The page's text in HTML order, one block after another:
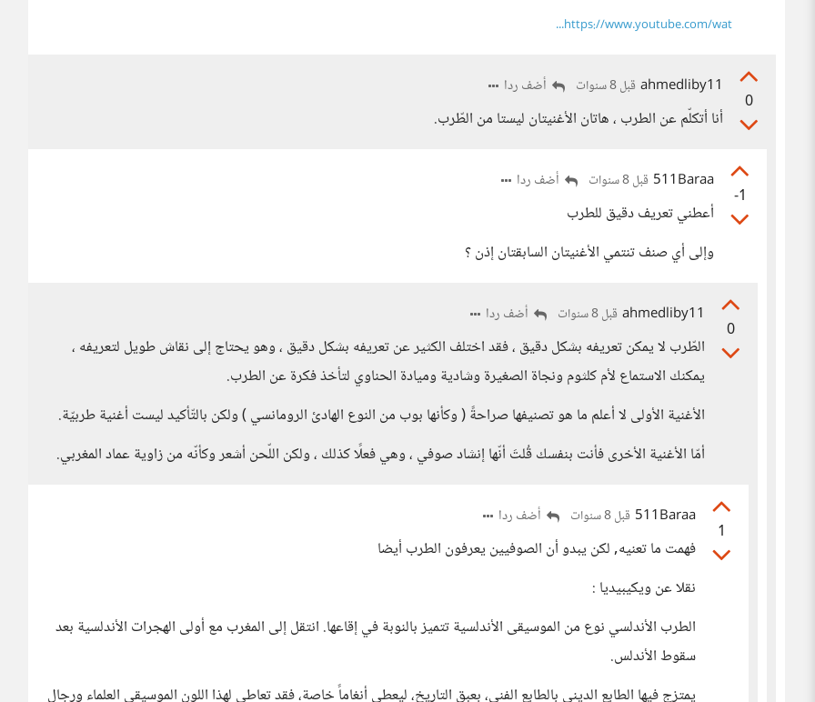
https://www.youtube.com/wat...
0
ahmedliby11 قبل 8 سنوات أضف ردا
أنا أتكلّم عن الطرب ، هاتان الأغنيتان ليستا من الطّرب.
-1
511Baraa قبل 8 سنوات أضف ردا
أعطني تعريف دقيق للطرب
وإلى أي صنف تنتمي الأغنيتان السابقتان إذن ؟
0
ahmedliby11 قبل 8 سنوات أضف ردا
الطّرب لا يمكن تعريفه بشكل دقيق ، فقد اختلف الكثير عن تعريفه بشكل دقيق ، وهو يحتاج إلى نقاش طويل لتعريفه ،
يمكنك الاستماع لأم كلثوم ونجاة الصغيرة وشادية وميادة الحناوي لتأخذ فكرة عن الطرب.
الأغنية الأولى لا أعلم ما هو تصنيفها صراحةً ( وكأنها بوب من النوع الهادئ الرومانسي ) ولكن بالتّأكيد ليست أغنية طربيّة.
أمّا الأغنية الأخرى فأنت بنفسك قُلتَ أنّها إنشاد صوفي ، وهي فعلًا كذلك ، ولكن اللّحن أشعر وكأنّه من زاوية عماد المغربي.
1
511Baraa قبل 8 سنوات أضف ردا
فهمت ما تعنيه, لكن يبدو أن الصوفيين يعرفون الطرب أيضا
نقلا عن ويكيبيديا :
الطرب الأندلسي نوع من الموسيقى الأندلسية تتميز بالنوبة في إقاعها. انتقل إلى المغرب مع أولى الهجرات الأندلسية بعد
سقوط الأندلس.
يمتزج فيها الطابع الديني بالطابع الفني، بعبق التاريخ، ليعطي أنغاماً خاصة، فقد تعاطى لهذا اللون الموسيقي العلماء ورجال